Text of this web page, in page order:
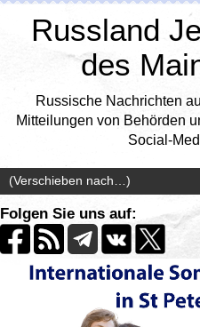
Russland
des
Russische Nachrichten
Mitteilungen von Behörden
Social-
Folgen Sie uns auf: